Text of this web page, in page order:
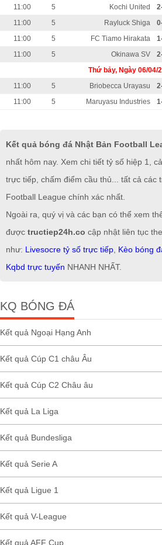
11:00
5 Kochi United
11:00
5 Rayluck Shiga
11:00
5 FC Tiamo Hirakata
11:00
5 Okinawa SV
Thứ bảy, Ngày 06/04/
11:00
5 Briobecca Urayasu
11:00
5 Maruyasu Industries
Kết quả bóng đá Nhật Bản Football
nhất hôm nay. Xem chi tiết tỷ số hiệp 1,
trực tiếp, chấm điểm cầu thủ... tất cả các
Football League chính xác nhất.
Ngoài ra, quý vị và các bạn có thể xem
được tructiep24h.co cập nhật liên tục
như: Livesocre tỷ số trực tiếp Kèo bóng
Kqbd trực tuyến NHANH NHẤT.
KQ BÓNG ĐÁ
Kết quả Ngoại Hạng Anh
Kết quả Cúp C1 châu Âu
Kết quả Cúp C2 Châu âu
Kết quả La Liga
Kết quả Bundesliga
Kết quả Serie A
Kết quả Ligue 1
Kết quả V-League
Kết quả AFF Cup